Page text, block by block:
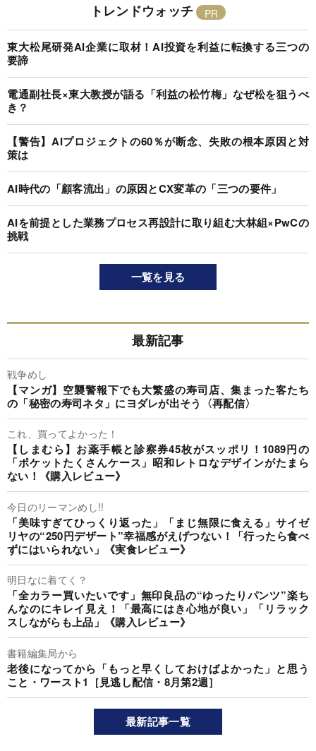
トレンドウォッチ
東大松尾研発AI企業に取材！AI投資を利益に転換する三つの
要諦
電通副社長×東大教授が語る「利益の松竹梅」なぜ松を狙うべ
き？
【警告】AIプロジェクトの60％が断念、失敗の根本原因と対
策は
AI時代の「顧客流出」の原因とCX変革の「三つの要件」
AIを前提とした業務プロセス再設計に取り組む大林組×PwCの
挑戦
一覧を見る
最新記事
戦争めし
【マンガ】空襲警報下でも大繁盛の寿司店、集まった客たち
の「秘密の寿司ネタ」にヨダレが出そう〈再配信〉
これ、買ってよかった！
【しまむら】お薬手帳と診察券45枚がスッポリ！1089円の
「ポケットたくさんケース」昭和レトロなデザインがたまら
ない！《購入レビュー》
今日のリーマンめし!!
「美味すぎてひっくり返った」「まじ無限に食える」サイゼ
リヤの“250円デザート”幸福感がえげつない！「行ったら食べ
ずにはいられない」《実食レビュー》
明日なに着てく？
「全カラー買いたいです」無印良品の“ゆったりパンツ”楽ち
んなのにキレイ見え！「最高にはき心地が良い」「リラック
スしながらも上品」《購入レビュー》
書籍編集局から
老後になってから「もっと早くしておけばよかった」と思う
こと・ワースト1［見逃し配信・8月第2週］
最新記事一覧